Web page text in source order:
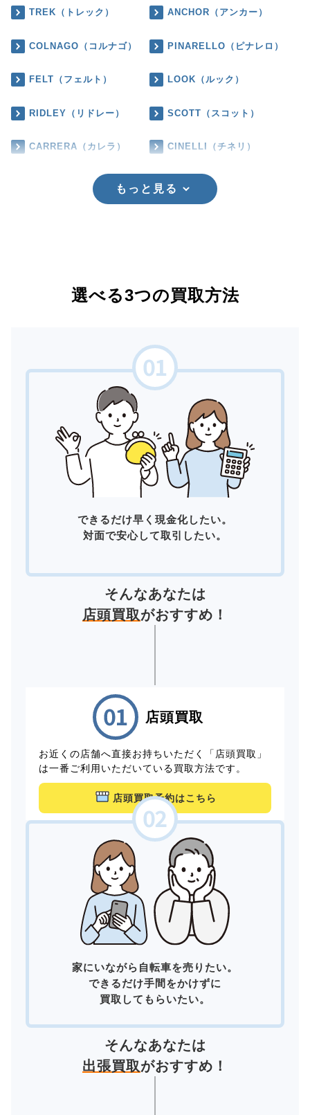
TREK（トレック） ANCHOR（アンカー）
COLNAGO（コルナゴ） PINARELLO（ピナレロ）
FELT（フェルト） LOOK（ルック）
RIDLEY（リドレー） SCOTT（スコット）
CARRERA（カレラ） CINELLI（チネリ）
もっと見る
選べる3つの買取方法
できるだけ早く現金化したい。
対面で安心して取引したい。
そんなあなたは
店頭買取がおすすめ！
店頭買取
お近くの店舗へ直接お持ちいただく「店頭買取」
は一番ご利用いただいている買取方法です。
店頭買取予約はこちら
家にいながら自転車を売りたい。
できるだけ手間をかけずに
買取してもらいたい。
そんなあなたは
出張買取がおすすめ！